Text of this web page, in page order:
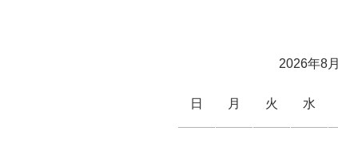
2026年8月
日 月 火 水